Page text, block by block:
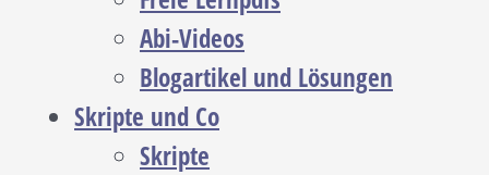
Abi-Videos
Blogartikel und Lösungen
Skripte und Co
Skripte